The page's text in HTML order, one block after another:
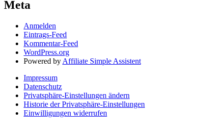
Meta
Anmelden
Eintrags-Feed
Kommentar-Feed
WordPress.org
Powered by Affiliate Simple Assistent
Impressum
Datenschutz
Privatsphäre-Einstellungen ändern
Historie der Privatsphäre-Einstellungen
Einwilligungen widerrufen